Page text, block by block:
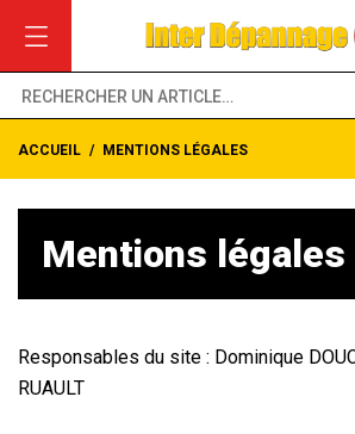
ACCUEIL MENTIONS LÉGALES
Mentions légales
Responsables du site : Dominique
RUAULT